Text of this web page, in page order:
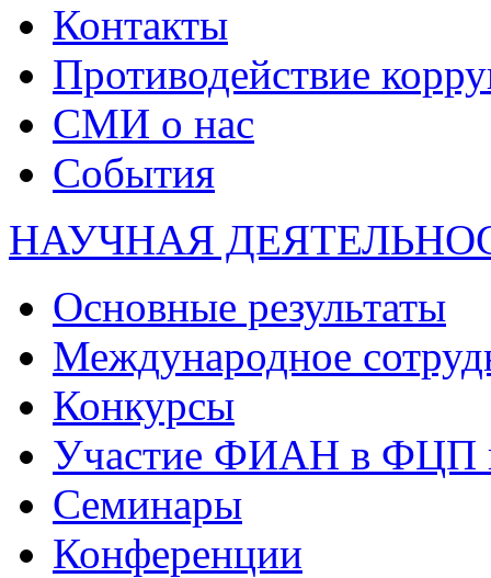
Контакты
Противодействие
СМИ о нас
События
НАУЧНАЯ
Основные результаты
Международное
Конкурсы
Участие ФИАН в ФЦП
Семинары
Конференции